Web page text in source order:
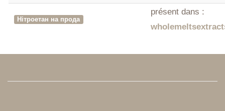
Нітроетан на прода
présent dans :